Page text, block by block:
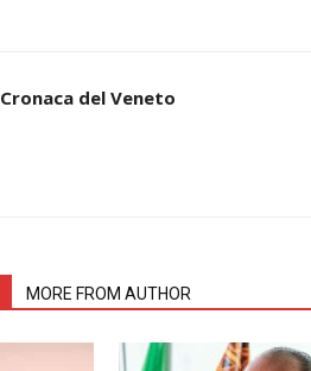
Cronaca del Veneto
MORE FROM AUTHOR